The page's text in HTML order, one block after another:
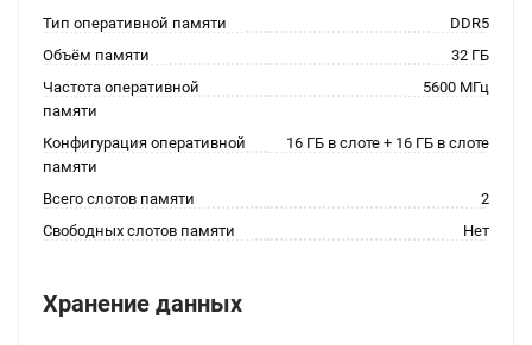
Тип оперативной памяти
DDR5
Объём памяти
32 ГБ
Частота оперативной
памяти
5600 МГц
Конфигурация оперативной
памяти
16 ГБ в слоте + 16 ГБ в слоте
Всего слотов памяти
2
Свободных слотов памяти
Нет
Хранение данных